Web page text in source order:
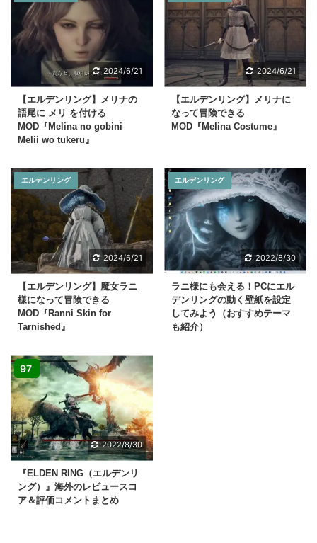
2024/6/21
【エルデンリング】メリナの
語尾に メリ を付ける
MOD『Melina no gobini
Melii wo tukeru』
2024/6/21
【エルデンリング】メリナに
なって冒険できる
MOD『Melina Costume』
エルデンリング
2024/6/21
【エルデンリング】魔女ラニ
様になって冒険できる
MOD『Ranni Skin for
Tarnished』
エルデンリング
2022/8/30
ラニ様にも会える！PCにエル
デンリングの動く壁紙を設定
してみよう（おすすめテーマ
も紹介）
97
2022/8/30
『ELDEN RING（エルデンリ
ング）』海外のレビュースコ
ア＆評価コメントまとめ